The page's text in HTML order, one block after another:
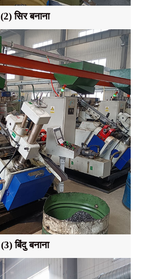
(2) सिर बनाना
(3) बिंदु बनाना